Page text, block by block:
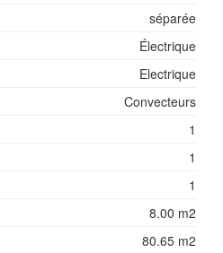
séparée
Électrique
Electrique
Convecteurs
1
1
1
8.00 m2
80.65 m2